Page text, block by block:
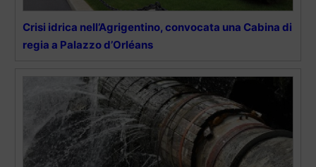
Crisi idrica nell’Agrigentino, convocata una Cabina di
regia a Palazzo d’Orléans